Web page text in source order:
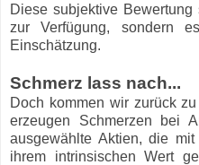
Diese subjektive
zur Verfügung, sondern
Einschätzung.
Schmerz lass nach...
Doch kommen wir zurück
erzeugen Schmerzen bei
ausgewählte Aktien, die
ihrem intrinsischen Wert